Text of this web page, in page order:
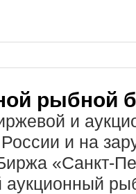
рыбной
и
и на
«Санкт-
аукционный